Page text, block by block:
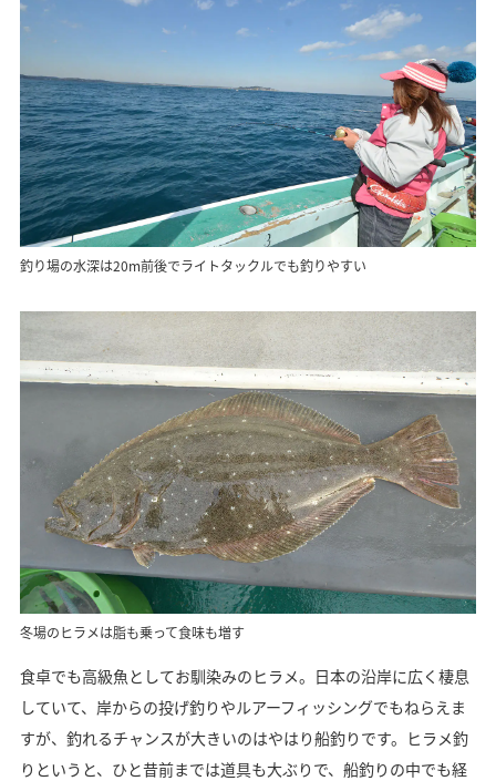
釣り場の水深は20m前後でライトタックルでも釣りやすい
冬場のヒラメは脂も乗って食味も増す
食卓でも高級魚としてお馴染みのヒラメ。日本の沿岸に広く棲息
していて、岸からの投げ釣りやルアーフィッシングでもねらえま
すが、釣れるチャンスが大きいのはやはり船釣りです。ヒラメ釣
りというと、ひと昔前までは道具も大ぶりで、船釣りの中でも経